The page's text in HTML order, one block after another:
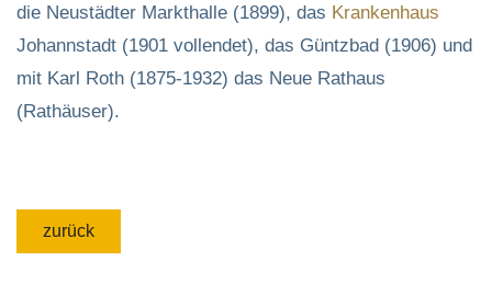
die Neustädter Markthalle (1899), das Krankenhaus
Johannstadt (1901 vollendet), das Güntzbad (1906) und
mit Karl Roth (1875-1932) das Neue Rathaus
(Rathäuser).
zurück